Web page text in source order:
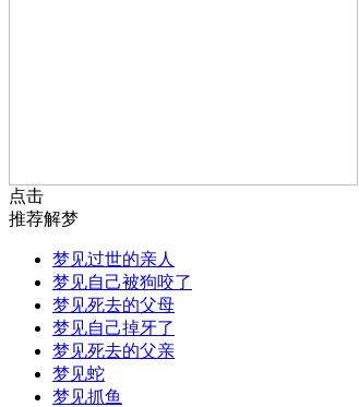
点击
推荐解梦
梦见过世的亲人
梦见自己被狗咬了
梦见死去的父母
梦见自己掉牙了
梦见死去的父亲
梦见蛇
梦见抓鱼